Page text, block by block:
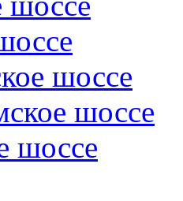
шоссе
шоссе
шоссе